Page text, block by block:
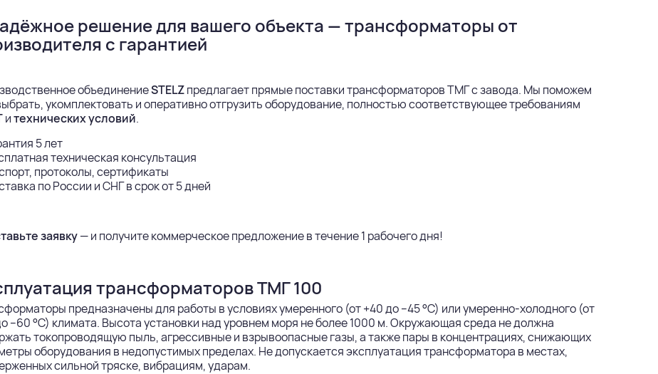
решение для вашего объекта — трансформаторы от
с гарантией
объединениеSTELZпредлагает прямые поставки трансформаторов ТМГ с завода. Мы поможем
укомплектовать и оперативно отгрузить оборудование, полностью соответствующее требованиям
итехнических условий.
5 лет
техническая консультация
протоколы, сертификаты
по России и СНГ в срок от 5 дней
заявку— и получите коммерческое предложение в течение 1 рабочего дня!
трансформаторов ТМГ 100
предназначены для работы в условиях умеренного (от +40 до –45 °С) или умеренно-холодного (от
–60 °С) климата. Высота установки над уровнем моря не более 1000 м. Окружающая среда не должна
токопроводящую пыль, агрессивные и взрывоопасные газы, а также пары в концентрациях, снижающих
оборудования в недопустимых пределах. Не допускается эксплуатация трансформатора в местах,
сильной тряске, вибрациям, ударам.